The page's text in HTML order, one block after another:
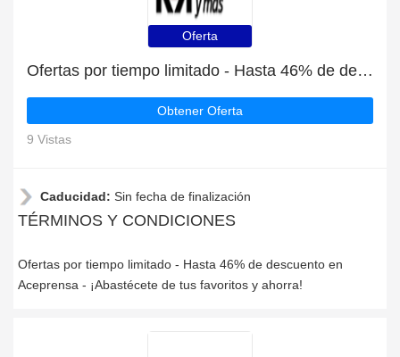
Oferta
Ofertas por tiempo limitado - Hasta 46% de descuento en Aceprensa
Obtener Oferta
9 Vistas
Caducidad: Sin fecha de finalización
TÉRMINOS Y CONDICIONES
Ofertas por tiempo limitado - Hasta 46% de descuento en
Aceprensa - ¡Abastécete de tus favoritos y ahorra!